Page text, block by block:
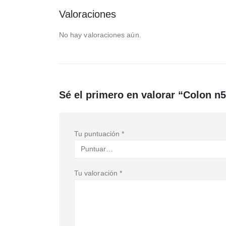
Valoraciones
No hay valoraciones aún.
Sé el primero en valorar “Colon
Tu puntuación *
Tu valoración *